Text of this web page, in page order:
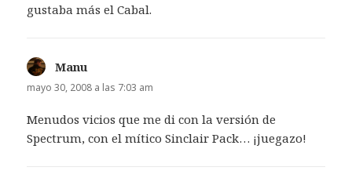
gustaba más el Cabal.
Manu
mayo 30, 2008 a las 7:03 am
Menudos vicios que me di con la versión de
Spectrum, con el mítico Sinclair Pack… ¡juegazo!